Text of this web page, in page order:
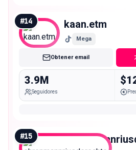
#14 kaan.etm
Mega
Obtener email
3.9M
Seguidores
#15